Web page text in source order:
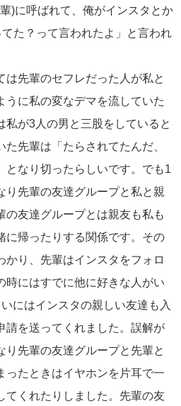
)に呼ばれて、俺がインスタとか
た？って言われたよ」と言われ
は先輩のセフレだった人が私と
うに私の変なデマを流していた
私が3人の男と三股をしていると
先輩は「たらされてたんだ、
となり切ったらしいです。でも1
り先輩の友達グループと私と親
の友達グループとは親友も私も
に帰ったりする関係です。その
かり、先輩はインスタをフォロ
時にはすでに他に好きな人がい
にはインスタの親しい友達も入
請を送ってくれました。誤解が
り先輩の友達グループと先輩と
ったときはイヤホンを片耳で一
てくれたりしました。先輩の友